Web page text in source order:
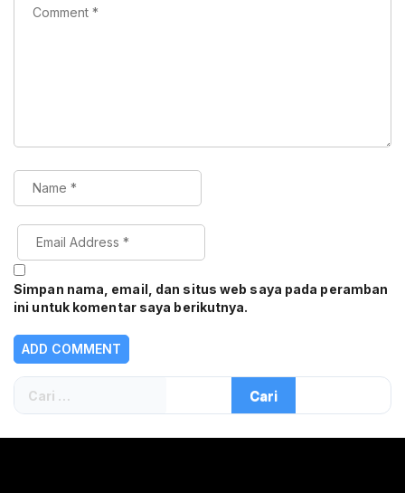
Simpan nama, email, dan situs web saya pada peramban
ini untuk komentar saya berikutnya.
Cari
untuk: